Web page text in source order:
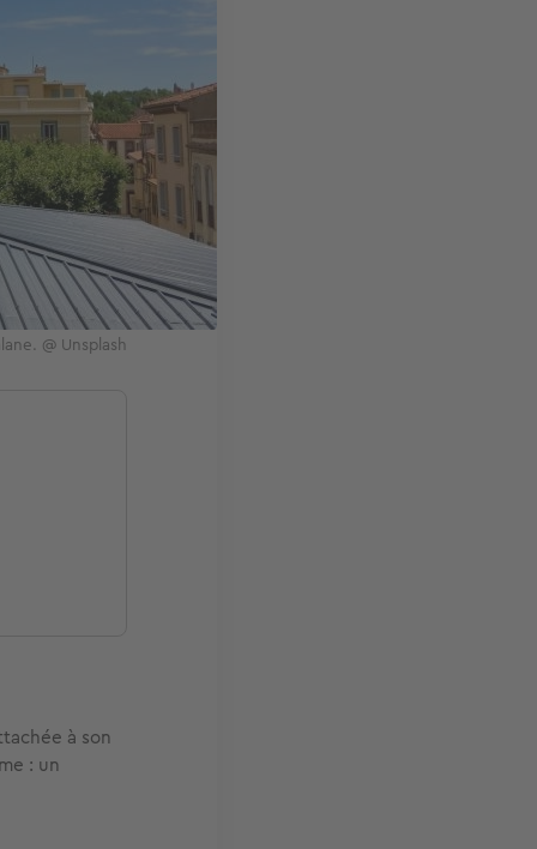
@ Unsplash
à son
: un